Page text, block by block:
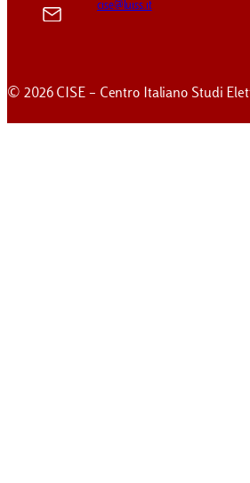
cise@luiss.it
© 2026 CISE – Centro Italiano Studi